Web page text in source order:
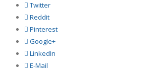
Twitter
Reddit
Pinterest
Google+
LinkedIn
E-Mail